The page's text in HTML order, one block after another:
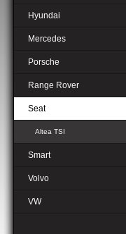
Hyundai
Mercedes
Porsche
Range Rover
Seat
Altea TSI
Smart
Volvo
VW